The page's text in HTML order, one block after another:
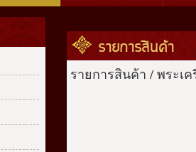
รายการสินค้า
รายการสินค้า / พระเ